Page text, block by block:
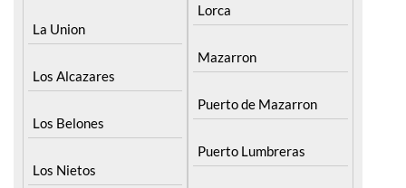
La Union
Los Alcazares
Los Belones
Los Nietos
Lorca
Mazarron
Puerto de Mazarron
Puerto Lumbreras